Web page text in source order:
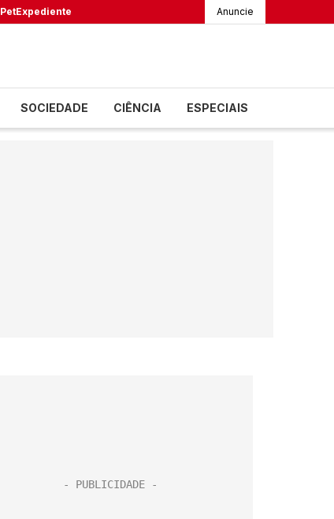
PetExpediente Anuncie
SOCIEDADE CIÊNCIA ESPECIAIS